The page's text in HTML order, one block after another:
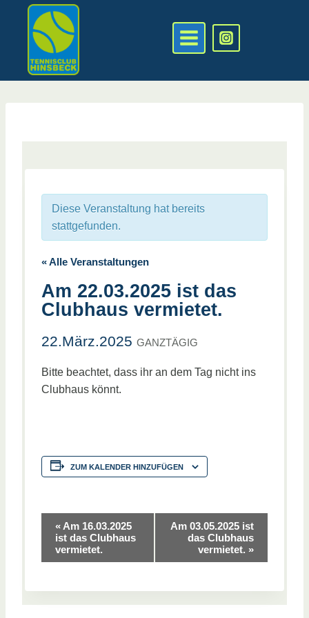
springen
Diese Veranstaltung hat bereits
stattgefunden.
« Alle Veranstaltungen
Am 22.03.2025 ist das
Clubhaus vermietet.
22.März.2025 GANZTÄGIG
Bitte beachtet, dass ihr an dem Tag nicht ins
Clubhaus könnt.
ZUM KALENDER HINZUFÜGEN
V
e
r
« Am 16.03.2025
ist das Clubhaus
vermietet.
Am 03.05.2025 ist
das Clubhaus
vermietet. »